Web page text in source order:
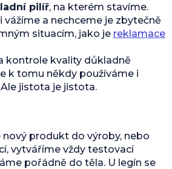
pilíř, na kterém stavíme.
vážíme a nechceme je zbytečně
situacím, jako je reklamace
kontrole kvality důkladně
k tomu někdy používáme i
jistota je jistota.
produkt do výroby, nebo
vytváříme vždy testovací
pořádně do těla. U legín se